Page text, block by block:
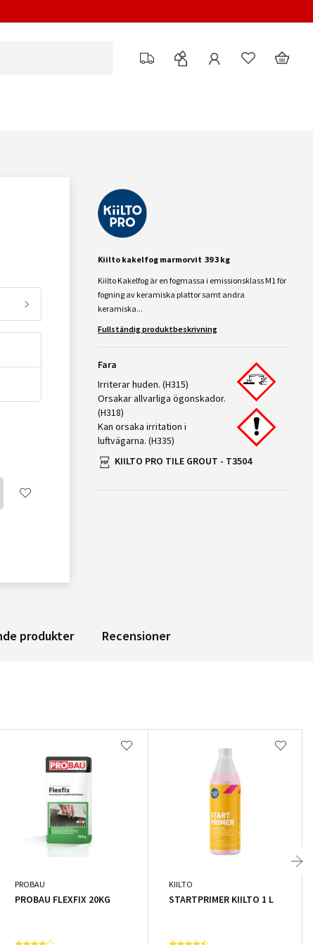
Kiilto kakelfog marmorvit 39 3 kg
Kiilto Kakelfog är en fogmassa i emissionsklass M1 för
fogning av keramiska plattor samt andra
keramiska...
Fullständig produktbeskrivning
Fara
Irriterar huden. (H315)
Orsakar allvarliga ögonskador.
(H318)
Kan orsaka irritation i
luftvägarna. (H335)
KIILTO PRO TILE GROUT - T3504
produkter Recensioner
PROBAU
PROBAU FLEXFIX 20KG
KIILTO
STARTPRIMER KIILTO 1 L